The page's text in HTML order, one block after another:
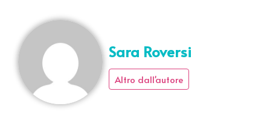
Sara Roversi
Altro dall'autore